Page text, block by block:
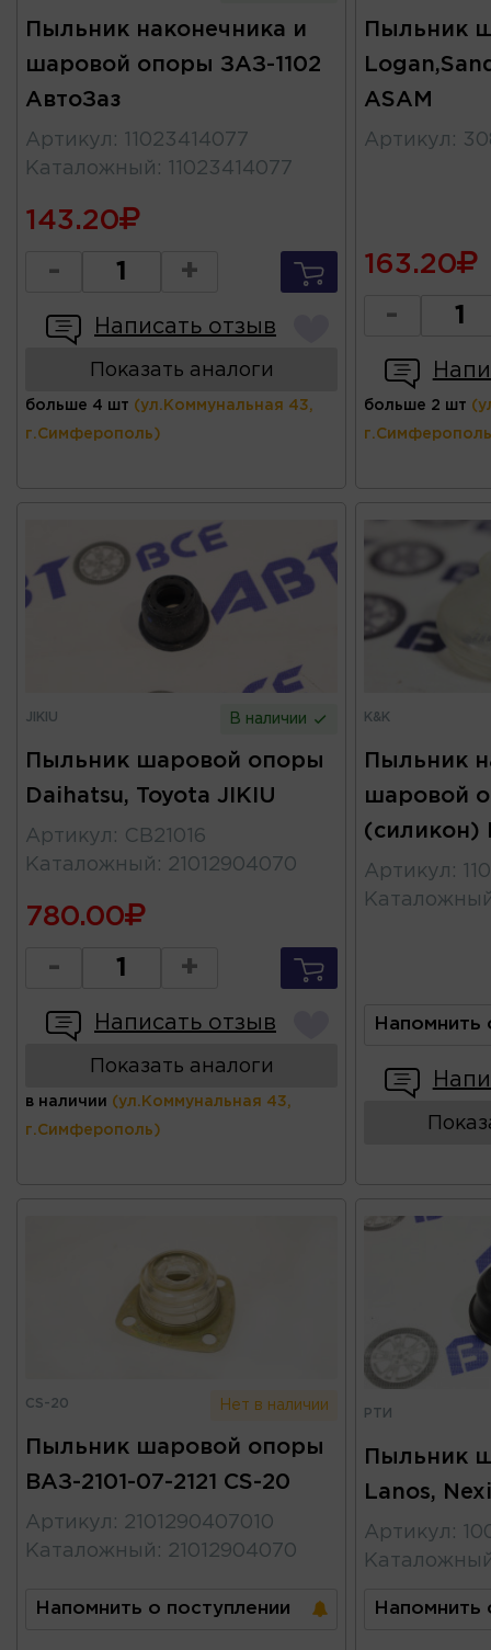
Пыльник наконечника и
шаровой опоры ЗАЗ-1102
АвтоЗаз
Артикул :
11023414077
Каталожный : 11023414077
143.20
- +
Написать отзыв
Показать аналоги
больше 4 шт (ул.Коммунальная 43,
г.Симферополь)
Пыльник
ASAM
Артикул :
163.20
-
больше 2 шт
JIKIU В наличии
Пыльник шаровой опоры
Daihatsu, Toyota JIKIU
Артикул : CB21016
Каталожный : 21012904070
780.00
- +
Написать отзыв
Показать аналоги
в наличии (ул.Коммунальная 43,
г.Симферополь)
K&K
Пыльник
шаровой
(силикон)
Артикул :
Напомнить
CS-20 Нет в наличии
Пыльник шаровой опоры
ВАЗ-2101-07-2121 CS-20
Артикул : 2101290407010
Каталожный : 21012904070
Напомнить о поступлении
РТИ
Пыльник
Lanos,
Артикул :
Напомнить